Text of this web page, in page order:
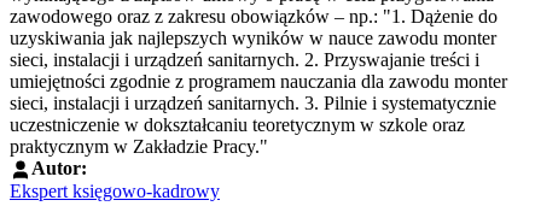
zawodowego oraz z zakresu obowiązków – np.: "1. Dążenie do
uzyskiwania jak najlepszych wyników w nauce zawodu monter
sieci, instalacji i urządzeń sanitarnych. 2. Przyswajanie treści i
umiejętności zgodnie z programem nauczania dla zawodu monter
sieci, instalacji i urządzeń sanitarnych. 3. Pilnie i systematycznie
uczestniczenie w dokształcaniu teoretycznym w szkole oraz
praktycznym w Zakładzie Pracy."
Autor:
Ekspert księgowo-kadrowy